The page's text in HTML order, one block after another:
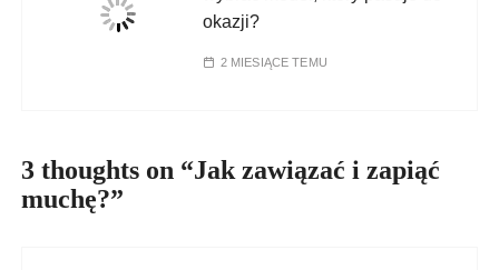
okazji?
2 MIESIĄCE TEMU
3 thoughts on “Jak zawiązać i zapiąć
muchę?”